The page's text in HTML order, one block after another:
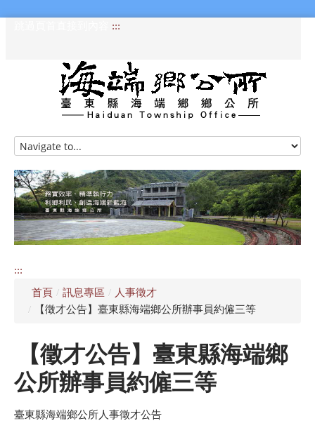
:::
HOME
訊息專區
認識海端
公所介紹
資訊公開專區
:::
首頁 / 訊息專區 / 人事徵才
/
【徵才公告】臺東縣海端鄉公所辦事員約僱三等
【徵才公告】臺東縣海端鄉
公所辦事員約僱三等
臺東縣海端鄉公所人事徵才公告